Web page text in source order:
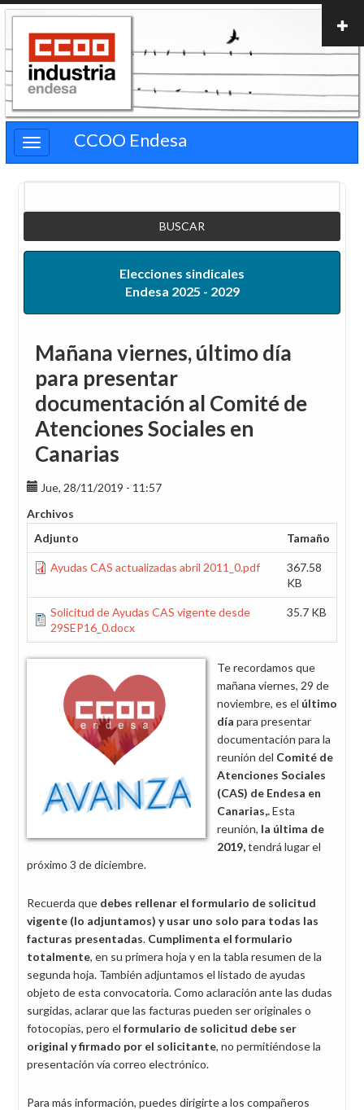
Pasar
contenido
principal
CCOO Endesa
Elecciones sindicales
Endesa 2025 - 2029
Mañana viernes, último día
para presentar
documentación al Comité de
Atenciones Sociales en
Canarias
Jue, 28/11/2019 - 11:57
Archivos
Adjunto
Tamaño
Ayudas CAS actualizadas abril 2011_0.pdf
367.58
KB
Solicitud de Ayudas CAS vigente desde
29SEP16_0.docx
35.7 KB
Te recordamos que
mañana viernes, 29 de
noviembre, es el último
día para presentar
documentación para la
reunión del Comité de
Atenciones Sociales
(CAS) de Endesa en
Canarias,.Esta
reunión, la última de
2019,tendrá lugar el
próximo 3 de diciembre.
Recuerda que debes rellenar el formulario de solicitud
vigente (lo adjuntamos) y usar uno solo para todas las
facturas presentadas. Cumplimenta el formulario
totalmente, en su primera hoja y en la tabla resumen de la
segunda hoja. También adjuntamos el listado de ayudas
objeto de esta convocatoria. Como aclaración ante las dudas
surgidas, aclarar que las facturas pueden ser originales o
fotocopias, pero el formulario de solicitud debe ser
original y firmado por el solicitante, no permitiéndose la
presentación vía correo electrónico.
Para más información, puedes dirigirte a los compañeros